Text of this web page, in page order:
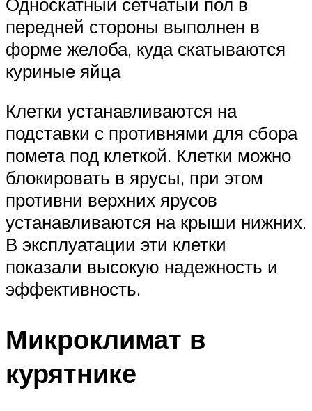
передней стороны выполнен в
форме желоба, куда скатываются
куриные яйца
Клетки устанавливаются на
подставки с противнями для сбора
помета под клеткой. Клетки можно
блокировать в ярусы, при этом
противни верхних ярусов
устанавливаются на крыши нижних.
В эксплуатации эти клетки
показали высокую надежность и
эффективность.
Микроклимат в
курятнике